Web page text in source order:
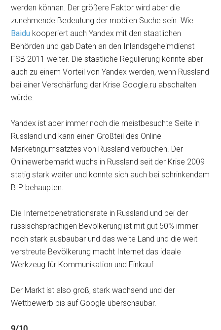
werden können. Der größere Faktor wird aber die
zunehmende Bedeutung der mobilen Suche sein. Wie
Baidu kooperiert auch Yandex mit den staatlichen
Behörden und gab Daten an den Inlandsgeheimdienst
FSB 2011 weiter. Die staatliche Regulierung könnte aber
auch zu einem Vorteil von Yandex werden, wenn Russland
bei einer Verschärfung der Krise Google.ru abschalten
würde.
Yandex ist aber immer noch die meistbesuchte Seite in
Russland und kann einen Großteil des Online
Marketingumsatztes von Russland verbuchen. Der
Onlinewerbemarkt wuchs in Russland seit der Krise 2009
stetig stark weiter und konnte sich auch bei schrinkendem
BIP behaupten.
Die Internetpenetrationsrate in Russland und bei der
russischsprachigen Bevölkerung ist mit gut 50% immer
noch stark ausbaubar und das weite Land und die weit
verstreute Bevölkerung macht Internet das ideale
Werkzeug für Kommunikation und Einkauf.
Der Markt ist also groß, stark wachsend und der
Wettbewerb bis auf Google überschaubar.